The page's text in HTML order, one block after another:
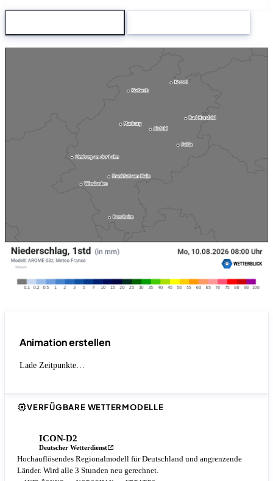
Animation erstellen
Lade Zeitpunkte…
VERFÜGBARE WETTERMODELLE
ICON-D2
Deutscher Wetterdienst
Hochauflösendes Regionalmodell für Deutschland und angrenzende
Länder. Wird alle 3 Stunden neu gerechnet.